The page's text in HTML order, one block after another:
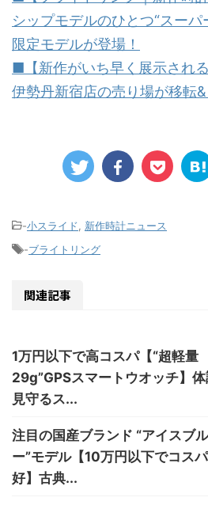
シップモデルのひとつ“スー
限定モデルが登場！
■【新作がいち早く展示され
伊勢丹新宿店の売り場が移転&
-小スライド
新作時計ニュース
-ブライトリング
関連記事
1万円以下で高コスパ【“超軽量
29g”GPSスマートウオッチ】体
見守るス...
注目の国産ブランド “アイスブル
ー”モデル【10万円以下でコス
好】古典...